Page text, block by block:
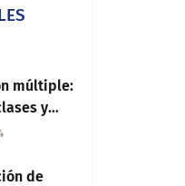
múltiple:
y
de